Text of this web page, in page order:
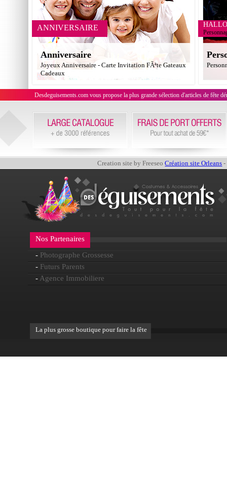
ANNIVERSAIRE
Anniversaire
Joyeux Anniversaire - Carte Invitation FÃªte Gateaux
Cadeaux
Desdeguisements.com vous propose la plus grande sélection d'articles de fête
Creation site by FreeseoCréation site Orleans -
Nos Partenaires
- Photographe Grossesse
- Futurs Parents
- Agence Immobiliere
La plus grosse boutique pour faire la fête